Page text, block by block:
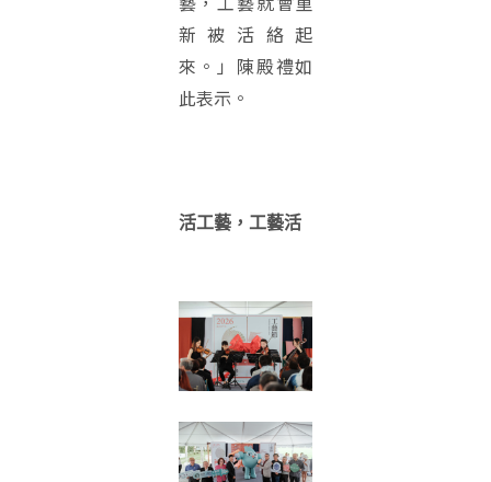
新被活絡起
來。」陳殿禮如
此表示。
活工藝，工藝活